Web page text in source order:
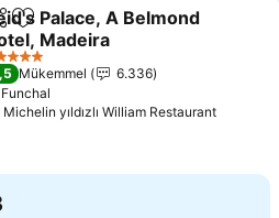
Favorilerime ekle
Palace, A Belmond
Madeira
görün
Mükemmel
6.336
Funchal
Michelin yıldızlı William Restaurant